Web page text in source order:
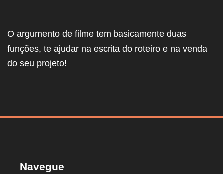
O argumento de filme tem basicamente duas
funções, te ajudar na escrita do roteiro e na venda
do seu projeto!
Navegue